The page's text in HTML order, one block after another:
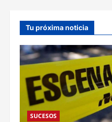
c
i
ó
n
Tu próxima noticia
SUCESOS